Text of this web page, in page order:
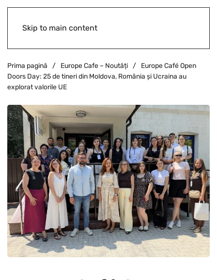
Skip to main content
Prima pagină Europe Cafe – Noutăți
Europe Café Open
Doors Day: 25 de tineri din Moldova, România și Ucraina au
explorat valorile UE